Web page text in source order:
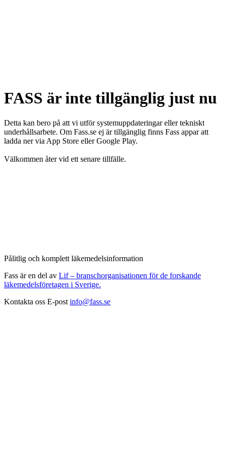
FASS är inte tillgänglig just nu
Detta kan bero på att vi utför systemuppdateringar eller tekniskt
underhållsarbete. Om Fass.se ej är tillgänglig finns Fass appar att
ladda ner via App Store eller Google Play.
Välkommen åter vid ett senare tillfälle.
Pålitlig och komplett läkemedelsinformation
Fass är en del av Lif – branschorganisationen för de forskande
läkemedelsföretagen i Sverige.
Kontakta oss E-post info@fass.se